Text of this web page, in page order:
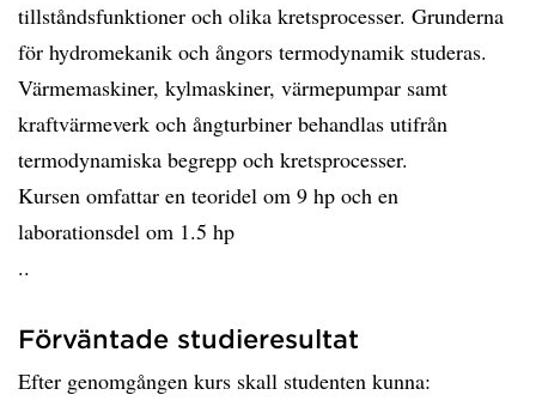
tillståndsfunktioner och olika kretsprocesser. Grunderna
för hydromekanik och ångors termodynamik studeras.
Värmemaskiner, kylmaskiner, värmepumpar samt
kraftvärmeverk och ångturbiner behandlas utifrån
termodynamiska begrepp och kretsprocesser.
Kursen omfattar en teoridel om 9 hp och en
laborationsdel om 1.5 hp
..
Förväntade studieresultat
Efter genomgången kurs skall studenten kunna: